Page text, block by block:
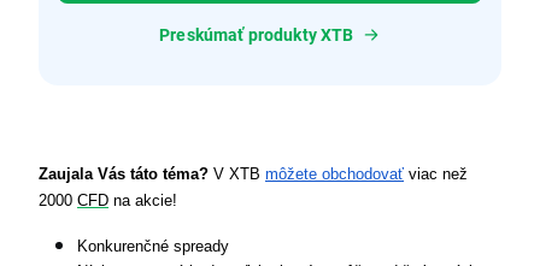
Preskúmať produkty XTB
Zaujala Vás táto téma? V XTB môžete obchodovať viac než
2000 CFD na akcie!
Konkurenčné spready